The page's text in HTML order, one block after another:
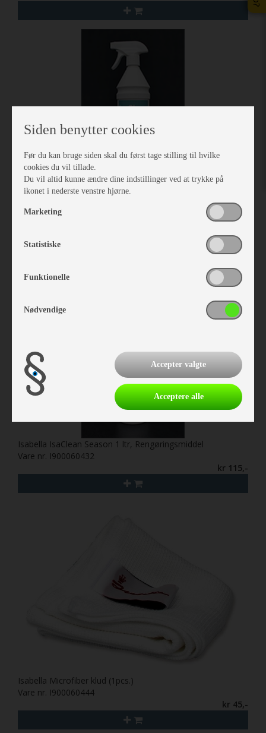
Isabella IsaClean All-Year1 ltr, Rengøringsmiddel
Vare nr. I900060431
Isabella IsaClean Season 1 ltr, Rengøringsmiddel
Vare nr. I900060432
kr 115,-
Isabella Microfiber klud (1pcs.)
Vare nr. I900060444
kr 45,-
Siden benytter cookies
Før du kan bruge siden skal du først tage stilling til hvilke
cookies du vil tillade.
Du vil altid kunne ændre dine indstillinger ved at trykke på
ikonet i nederste venstre hjørne.
Marketing
Statistiske
Funktionelle
Nødvendige
Accepter valgte
Acceptere alle